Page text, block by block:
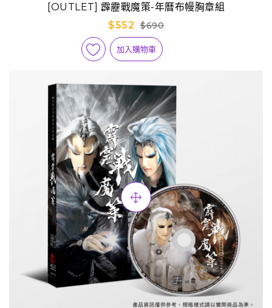
[OUTLET] 霹靂戰魔策-年曆布幔胸章組
$552
$690
加入購物車